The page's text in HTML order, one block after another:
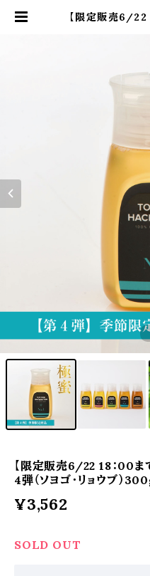
【限定販売6/22
BUZZ BEE
【限定販売6/22 18：00ま
4弾（ソヨゴ・リョウブ）
¥3,562
SOLD OUT